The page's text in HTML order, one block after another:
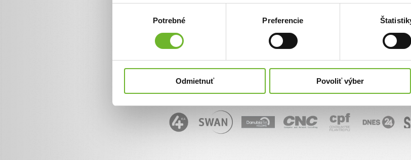
Potrebné Preferencie
Odmietnuť Povoliť výber
svojej platobnej karty. Celý proces
na webe a je pod kontrolou
Darcovstvo cez ĽudiaĽuďom.sk
transparentné, ale aj adresné.